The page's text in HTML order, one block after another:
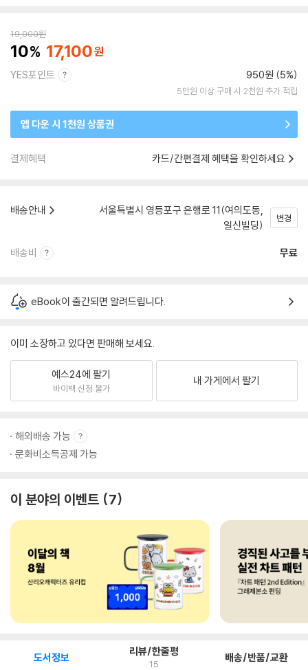
19,000원
10 17,100
YES포인트 950원 (5%)
5만원 이상 구매 시 2천원 추가 적립
앱 다운 시 1천원 상품권
결제혜택 카드/간편결제 혜택을 확인하세요
배송안내
서울특별시 영등포구 은행로 11(여의도동,
일신빌딩)
변경
배송비 무료
eBook이 출간되면 알려드립니다.
이미 소장하고 있다면 판매해 보세요.
예스24에 팔기
바이백 신청 불가
내 가게에서 팔기
해외배송 가능
문화비소득공제 가능
이 분야의 이벤트 7
도서정보 리뷰/한줄평
15 배송/반품/교환